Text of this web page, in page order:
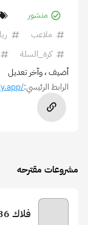
منشور
ملاعب
كرة_السلة
أضيف، وآخر تعديل
الرابط الرئيسي:
مشروعات مقترحه
فلاك 36